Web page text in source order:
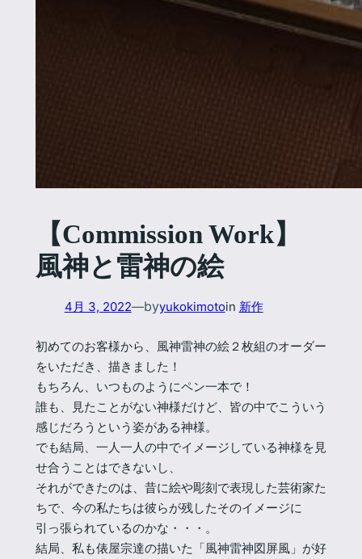
【Commission Work】
風神と雷神の絵
4月 3, 2022—byyukokimotoin 新作
初めてのお客様から、風神雷神の絵２枚組のオーダー
をいただき、描きました！
もちろん、いつものようにペン一本で！
誰も、見たことがない神様だけど、皆の中でこういう
感じだろうという姿がある神様。
でも結局、一人一人の中でイメージしている神様を見
せ合うことはできないし、
それができたのは、昔に絵や彫刻で表現した芸術家た
ちで、今の私たちは彼らが残したそのイメージに
引っ張られているのかな・・・。
結局、私も俵屋宗達の描いた「風神雷神図屏風」が好